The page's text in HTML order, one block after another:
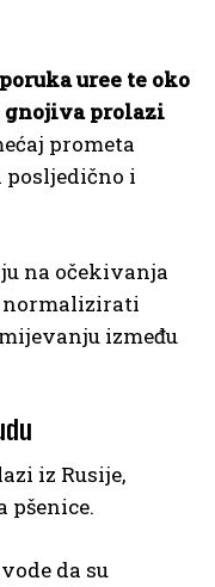
uree te oko
gnojiva prolazi
prometa
posljedično i
na očekivanja
normalizirati
između
iz Rusije,
pšenice.
da su